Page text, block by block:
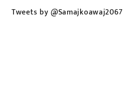
Tweets by @Samajkoawaj2067